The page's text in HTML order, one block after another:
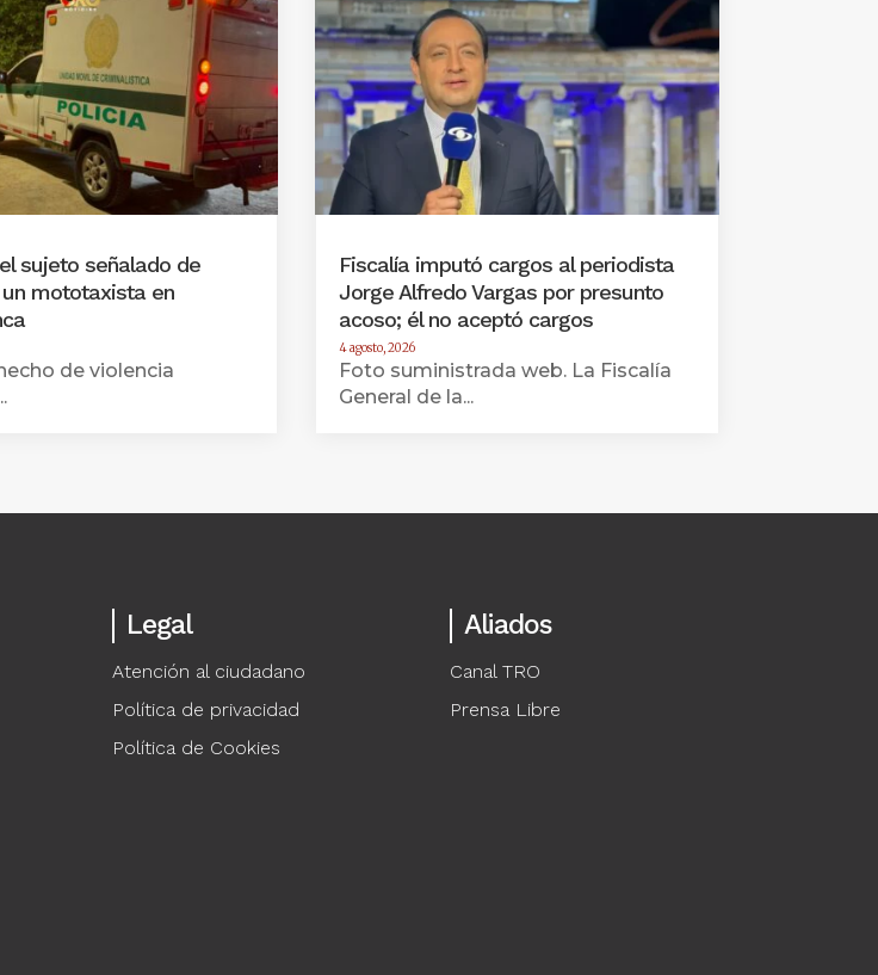
sujeto señalado de
mototaxista en
de violencia
Fiscalía imputó cargos al periodista
Jorge Alfredo Vargas por presunto
acoso; él no aceptó cargos
4 agosto, 2026
Foto suministrada web. La Fiscalía
General de la...
Legal
Atención al ciudadano
Política de privacidad
Política de Cookies
Aliados
Canal TRO
Prensa Libre